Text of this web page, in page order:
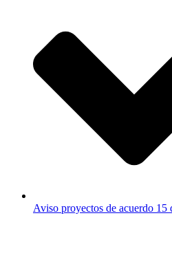
Aviso proyectos de acuerdo